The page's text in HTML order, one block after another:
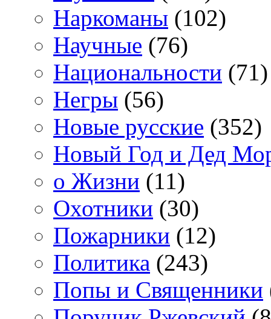
Наркоманы (102)
Научные (76)
Национальности (71)
Негры (56)
Новые русские (352)
Новый Год и Дед
о Жизни (11)
Охотники (30)
Пожарники (12)
Политика (243)
Попы и Священники